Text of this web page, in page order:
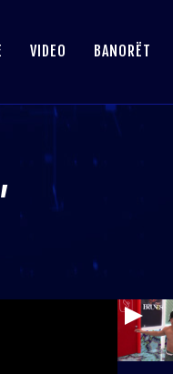
VIDEO BANORËT